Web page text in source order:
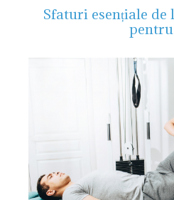
Sfaturi esențiale